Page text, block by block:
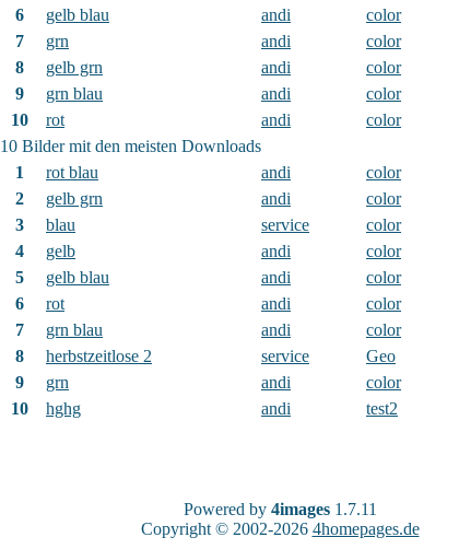
6
gelb blau andi color
7
grn andi color
8
gelb grn andi color
9
grn blau andi color
10
rot andi color
10 Bilder mit den meisten Downloads
1
rot blau andi color
2
gelb grn andi color
3
blau service color
4
gelb andi color
5
gelb blau andi color
6
rot andi color
7
grn blau andi color
8
herbstzeitlose 2 service Geo
9
grn andi color
10
hghg andi test2
Powered by 4images1.7.11
Copyright © 2002-2026 4homepages.de